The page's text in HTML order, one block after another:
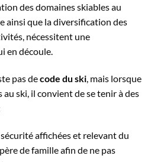
des domaines skiables au
ainsi que la diversification des
nécessitent une
en découle.
pas decode du ski, mais lorsque
ski, il convient de se tenir à des
affichées et relevant du
de famille afin de ne pas